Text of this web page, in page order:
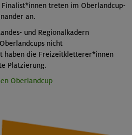
treten im Oberlandcup-
an.
und Regionalkadern
nicht
haben die Freizeitkletterer*innen
Platzierung.
Oberlandcup